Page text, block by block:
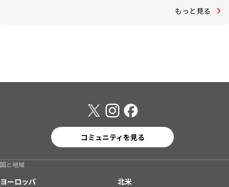
もっと見る
コミュニティを見る
国と地域
ヨーロッパ
北米